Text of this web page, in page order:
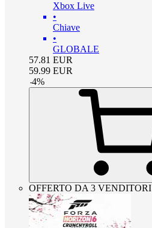
Xbox Live
•
Chiave
•
GLOBALE
57.81 EUR
59.99 EUR
-4%
OFFERTO DA 3 VENDITORI